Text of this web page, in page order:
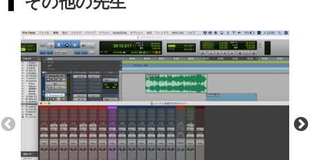
安心して受講いただけます。
Cubaseの導入や基本操作から、作曲・編曲・サウンドメイ
ク・MIXまで幅広くサポートいたします。
【こんな方におすすめ】
・DTMやCubaseをこれから始めてみたい方